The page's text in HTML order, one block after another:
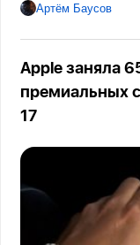
Артём Баусов
Apple заняла
премиальных
17